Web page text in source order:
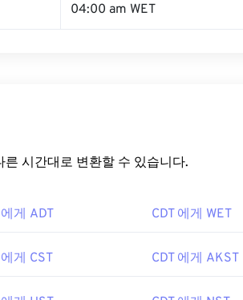
04:00 am WET
른 시간대로 변환할 수 있습니다.
에게 ADT CDT 에게 WET
에게 CST CDT 에게 AKST